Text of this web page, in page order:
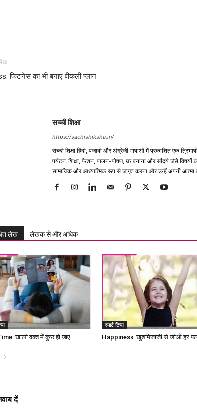
फिटनेस का भी बनाएं वीकली प्लान
सच्ची शिक्षा
https://sachishiksha.in/
सच्ची शिक्षा हिंदी, पंजाबी और अंग्रेजी भाषाओं में प्रकाशित एक
पर्यटन, शिक्षा, फैशन, पालन-पोषण, घर बनाना और सौंदर्य जैसे
सामाजिक और आध्यात्मिक रूप से जागृत करना और उन्हें अपनी
लेख लेखक से और अधिक
खाली वक्त में कुछ हो जाए
स्मार्ट टिप्स
Happiness: खुशमिजाजी से जीओ हर
दें